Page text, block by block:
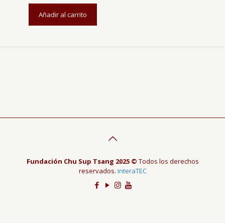
Añadir al carrito
Fundación Chu Sup Tsang 2025 © Todos los derechos
reservados. interaTEC